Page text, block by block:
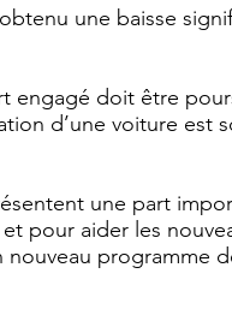
une baisse
engagé doit être
d’une voiture est
une part
pour aider les
programme